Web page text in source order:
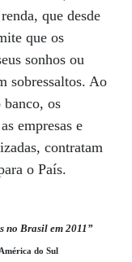
que desde
que os
sonhos ou
sobressaltos. Ao
os
empresas e
contratam
o País.
no Brasil em 2011”
do Sul